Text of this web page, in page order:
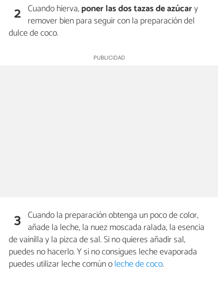
2 Cuando hierva,poner las dos tazas de azúcary
remover bien para seguir con la preparación del
dulce de coco.
3 Cuando la preparación obtenga un poco de color,
añade la leche, la nuez moscada ralada, la esencia
de vainilla y la pizca de sal. Si no quieres añadir sal,
puedes no hacerlo. Y si no consigues leche evaporada
puedes utilizar leche común oleche de coco.